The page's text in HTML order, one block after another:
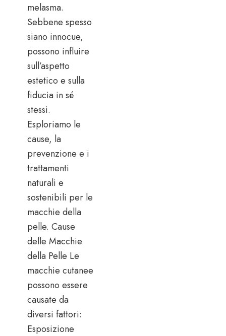
melasma.
Sebbene spesso
siano innocue,
possono influire
sull’aspetto
estetico e sulla
fiducia in sé
stessi.
Esploriamo le
cause, la
prevenzione e i
trattamenti
naturali e
sostenibili per le
macchie della
pelle. Cause
delle Macchie
della Pelle Le
macchie cutanee
possono essere
causate da
diversi fattori:
Esposizione